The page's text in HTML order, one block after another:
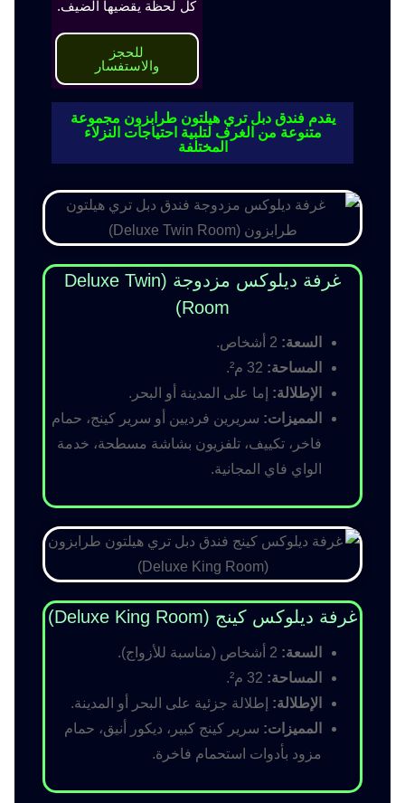
كل لحظة يقضيها الضيف.
للحجز
والاستفسار
يقدم فندق دبل تري هيلتون طرابزون مجموعة
متنوعة من الغرف لتلبية احتياجات النزلاء
المختلفة
غرفة ديلوكس مزدوجة (Deluxe Twin
Room)
السعة:
المساحة:
الإطلالة: إما على المدينة أو البحر.
المميزات: سريرين فرديين أو سرير كينج، حمام
فاخر، تكييف، تلفزيون بشاشة مسطحة، خدمة
الواي فاي المجانية.
غرفة ديلوكس كينج (Deluxe King Room)
السعة:
المساحة:
الإطلالة: إطلالة جزئية على البحر أو المدينة.
المميزات: سرير كينج كبير، ديكور أنيق، حمام
مزود بأدوات استحمام فاخرة.